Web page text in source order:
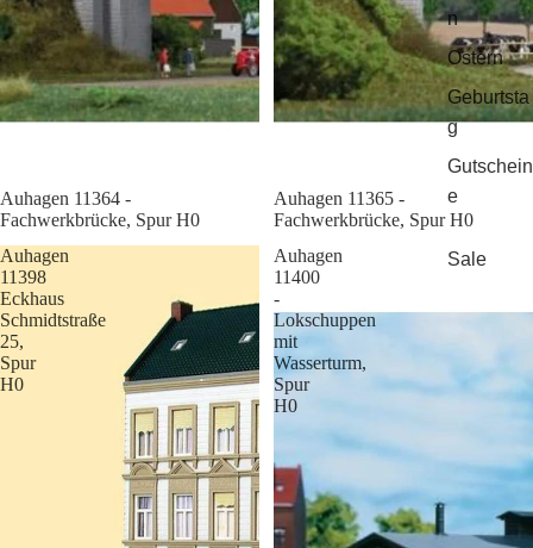
n
Ostern
Geburtsta
g
Gutschein
e
Sale
Sale
Auhagen 11364 -
Fachwerkbrücke, Spur H0
Sale
Auhagen 11365 -
Fachwerkbrücke, Spur H0
Auhagen
11398
Eckhaus
Schmidtstraße
25,
Spur
H0
Auhagen
11400
-
Lokschuppen
mit
Wasserturm,
Spur
H0